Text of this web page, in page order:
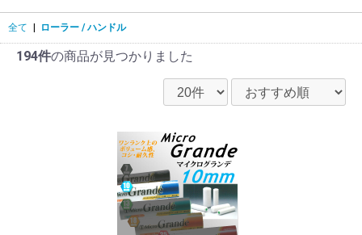
全て | ローラー / ハンドル
194件の商品が見つかりました